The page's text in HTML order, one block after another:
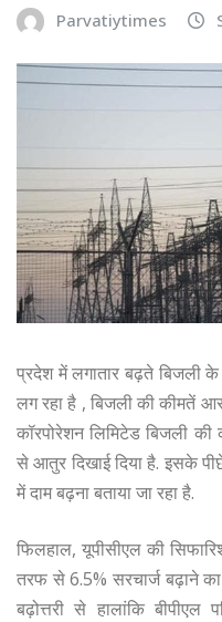
Parvatiytimes
प्रदेश में लगातार बढ़ते बिजली
लग रहा है , बिजली की कीमतें
कॉरपोरेशन लिमिटेड बिजली
से आतुर दिखाई दिया है. इसके
में दाम बढ़ना बताया जा रहा है.
फिलहाल, यूपीसीएल की
तरफ से 6.5% सरचार्ज बढ़ाने
बढ़ोत्तरी से हालांकि